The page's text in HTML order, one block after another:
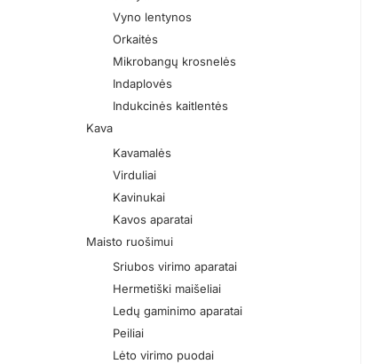
Vyno lentynos
Orkaitės
Mikrobangų krosnelės
Indaplovės
Indukcinės kaitlentės
Kava
Kavamalės
Virduliai
Kavinukai
Kavos aparatai
Maisto ruošimui
Sriubos virimo aparatai
Hermetiški maišeliai
Ledų gaminimo aparatai
Peiliai
Lėto virimo puodai